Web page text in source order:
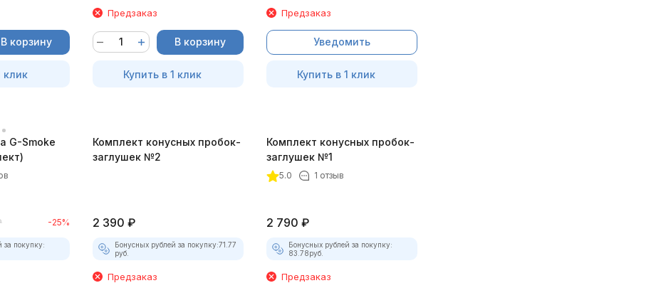
В корзину
клик
Предзаказ
В корзину
Купить в 1 клик
Предзаказ
Уведомить
Купить в 1 клик
G-Smoke
-25%
за покупку:
Комплект конусных пробок-
заглушек №2
2 390 ₽
Бонусных рублей за покупку:71.77
руб.
Предзаказ
Комплект конусных пробок-
заглушек №1
5.0 1 отзыв
2 790 ₽
Бонусных рублей за покупку:
83.78руб.
Предзаказ